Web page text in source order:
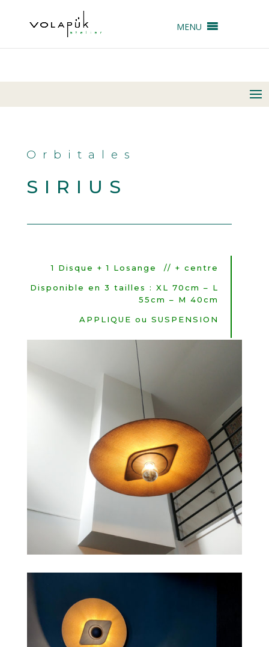
MENU
Orbitales
SIRIUS
1 Disque + 1 Losange // + centre
Disponible en 3 tailles : XL 70cm – L
55cm – M 40cm
APPLIQUE ou SUSPENSION